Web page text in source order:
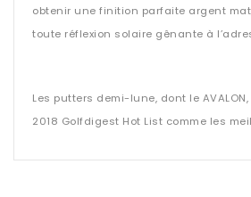
obtenir une finition parfaite argent
toute réflexion solaire gênante à
Les putters demi-lune, dont le
2018 Golfdigest Hot List comme les